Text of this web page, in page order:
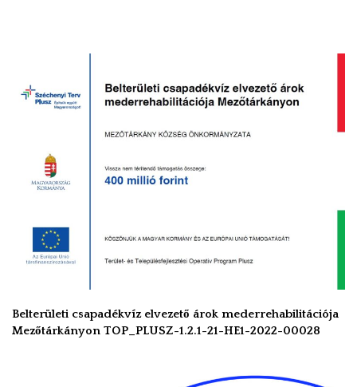
Belterületi csapadékvíz elvezető árok mederrehabilitációja
Mezőtárkányon TOP_PLUSZ-1.2.1-21-HE1-2022-00028